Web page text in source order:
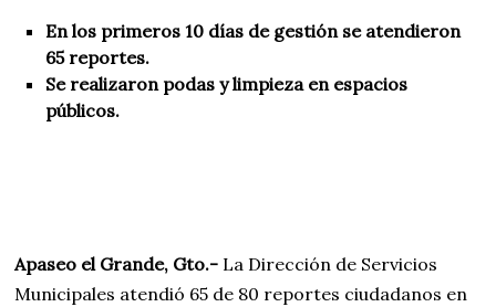
En los primeros 10 días de gestión se atendieron
65 reportes.
Se realizaron podas y limpieza en espacios
públicos.
Apaseo el Grande, Gto.- La Dirección de Servicios
Municipales atendió 65 de 80 reportes ciudadanos en